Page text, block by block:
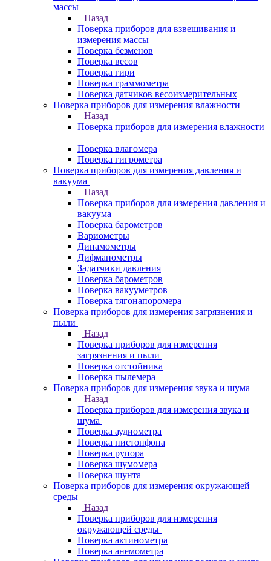
массы
Назад
Поверка приборов для взвешивания и
измерения массы
Поверка безменов
Поверка весов
Поверка гири
Поверка граммометра
Поверка датчиков весоизмерительных
Поверка приборов для измерения влажности
Назад
Поверка приборов для измерения влажности
Поверка влагомера
Поверка гигрометра
Поверка приборов для измерения давления и
вакуума
Назад
Поверка приборов для измерения давления и
вакуума
Поверка барометров
Вариометры
Динамометры
Дифманометры
Задатчики давления
Поверка барометров
Поверка вакууметров
Поверка тягонапоромера
Поверка приборов для измерения загрязнения и
пыли
Назад
Поверка приборов для измерения
загрязнения и пыли
Поверка отстойника
Поверка пылемера
Поверка приборов для измерения звука и шума
Назад
Поверка приборов для измерения звука и
шума
Поверка аудиометра
Поверка пистонфона
Поверка рупора
Поверка шумомера
Поверка шунта
Поверка приборов для измерения окружающей
среды
Назад
Поверка приборов для измерения
окружающей среды
Поверка актинометра
Поверка анемометра